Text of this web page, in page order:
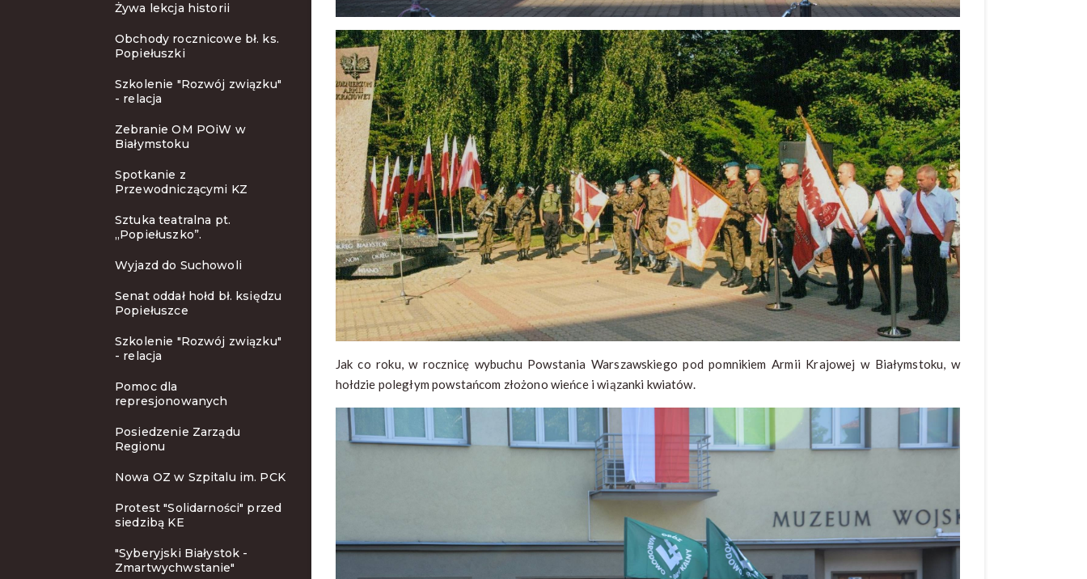
Żywa lekcja historii
Obchody rocznicowe bł. ks.
Popiełuszki
Szkolenie "Rozwój związku"
- relacja
Zebranie OM POiW w
Białymstoku
Spotkanie z
Przewodniczącymi KZ
Sztuka teatralna pt.
„Popiełuszko”.
Wyjazd do Suchowoli
Senat oddał hołd bł. księdzu
Popiełuszce
Szkolenie "Rozwój związku"
- relacja
Pomoc dla
represjonowanych
Posiedzenie Zarządu
Regionu
Nowa OZ w Szpitalu im. PCK
Protest "Solidarności" przed
siedzibą KE
"Syberyjski Białystok -
Zmartwychwstanie"
Jak co roku, w rocznicę wybuchu Powstania Warszawskiego pod pomnikiem Armii Krajowej w Białymstoku, w
hołdzie poległym powstańcom złożono wieńce i wiązanki kwiatów.